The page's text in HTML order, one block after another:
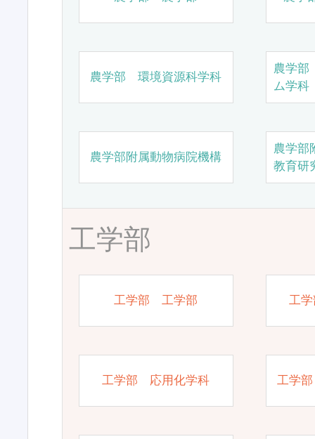
農学部 環境資源科学科
農学
ム学科
農学部附属動物病院機構
農学部
教育研
工学部
工学部 工学部 工
工学部 応用化学科 工学